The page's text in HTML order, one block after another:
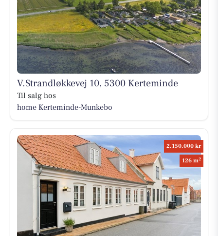
V.Strandløkkevej 10, 5300 Kerteminde
Til salg hos
home Kerteminde-Munkebo
2.150.000 kr
126 m2